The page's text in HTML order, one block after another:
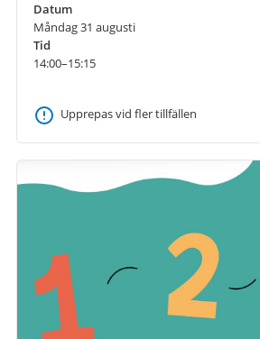
Datum
Måndag 31 augusti
Tid
14:00–15:15
Upprepas vid fler tillfällen